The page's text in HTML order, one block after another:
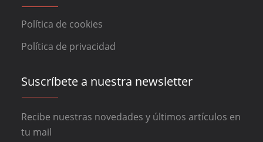
Política de cookies
Política de privacidad
Suscríbete a nuestra newsletter
Recibe nuestras novedades y últimos artículos en
tu mail